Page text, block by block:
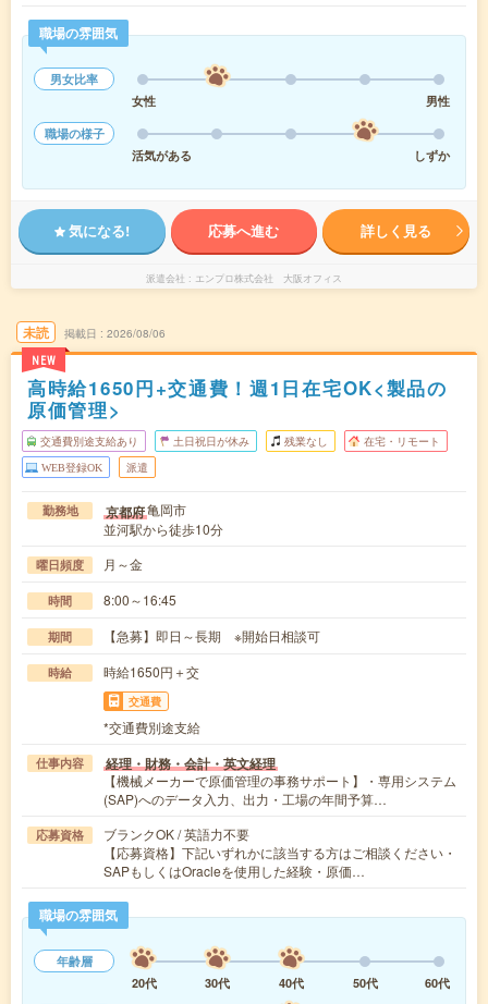
職場の雰囲気
男女比率
女性
男性
職場の様子
活気がある
しずか
気になる! 応募へ進む 詳しく見る
派遣会社 エンプロ株式会社 大阪オフィス
未読
NEW
掲載日 2026/08/06
高時給1650円+交通費！週1日在宅OK<製品の
原価管理>
交通費別途支給あり 土日祝日が休み 残業なし 在宅・リモート
WEB登録OK 派遣
勤務地 京都府亀岡市
並河駅から徒歩10分
曜日頻度 月～金
時間 8:00～16:45
期間 【急募】即日～長期 ※開始日相談可
時給 時給1650円＋交
交通費
*交通費別途支給
仕事内容 経理・財務・会計・英文経理
【機械メーカーで原価管理の事務サポート】・専用システム
(SAP)へのデータ入力、出力・工場の年間予算…
応募資格
ブランクOK / 英語力不要
【応募資格】下記いずれかに該当する方はご相談ください・
SAPもしくはOracleを使用した経験・原価…
職場の雰囲気
年齢層
20代
30代 40代 50代
60代